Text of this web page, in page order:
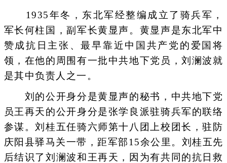
1935年冬，东北军经整编成立了骑兵军，
军长何柱国，副军长黄显声。黄显声是东北军中
赞成抗日主张、最早靠近中国共产党的爱国将
领，在他的周围有一批中共地下党员，刘澜波就
是其中负责人之一。
刘的公开身分是黄显声的秘书，中共地下党
员王再天的公开身分是张学良派驻骑兵军的联络
参谋。刘桂五任骑六师第十八团上校团长，驻防
庆阳县驿马关一带，距军部15余公里。刘桂五先
后结识了刘澜波和王再天，因为有共同的抗日救